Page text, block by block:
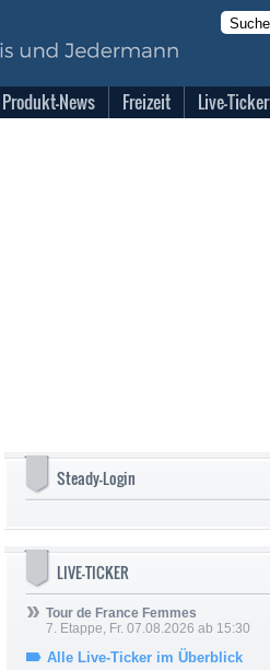
Produkt-News Freizeit Live-Ticker
Steady-Login
LIVE-TICKER
Tour de France Femmes
7. Etappe, Fr. 07.08.2026 ab 15:30
Alle Live-Ticker im Überblick